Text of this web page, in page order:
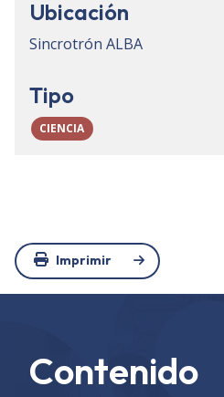
Ubicación
Sincrotrón ALBA
Tipo
CIENCIA
Imprimir
Contenido